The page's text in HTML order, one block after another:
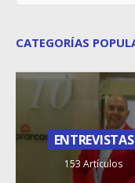
CATEGORÍAS
ENTREVISTAS
153 Artículos